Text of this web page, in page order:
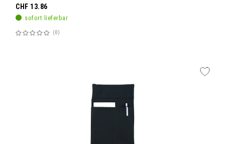
sofort lieferbar
Bewertung:
0
CHF 13.86